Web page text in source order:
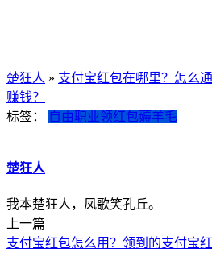
楚狂人 » 支付宝红包在哪里？怎么
赚钱？
标签： 自由职业领红包薅羊毛
楚狂人
我本楚狂人，凤歌笑孔丘。
上一篇
支付宝红包怎么用？领到的支付宝